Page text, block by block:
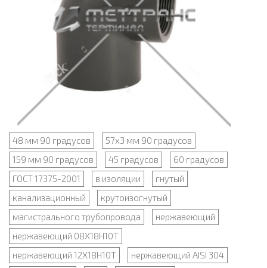
48 мм 90 градусов
57х3 мм 90 градусов
159 мм 90 градусов
45 градусов
60 градусов
ГОСТ 17375-2001
в изоляции
гнутый
канализационный
крутоизогнутый
магистрального трубопровода
нержавеющий
нержавеющий 08Х18Н10Т
нержавеющий 12Х18Н10Т
нержавеющий AISI 304